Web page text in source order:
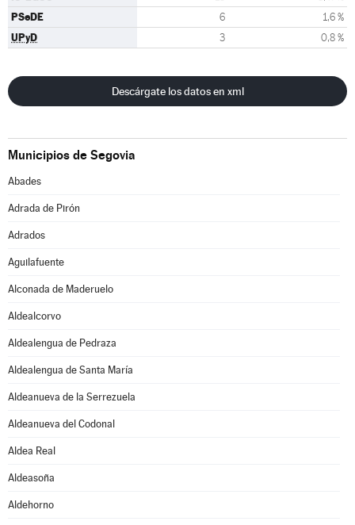
PSeDE 6 1,6 %
UPyD 3 0,8 %
Descárgate los datos en xml
Municipios de Segovia
Abades
Adrada de Pirón
Adrados
Aguilafuente
Alconada de Maderuelo
Aldealcorvo
Aldealengua de Pedraza
Aldealengua de Santa María
Aldeanueva de la Serrezuela
Aldeanueva del Codonal
Aldea Real
Aldeasoña
Aldehorno